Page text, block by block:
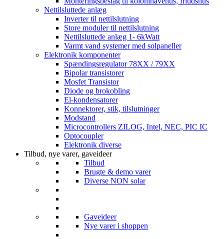
Nettilsluttede anlæg
Inverter til nettilslutning
Store moduler til nettilslutning
Nettilsluttede anlæg 1- 6kWatt
Varmt vand systemer med solpaneller
Elektronik komponenter
Spændingsregulator 78XX / 79XX
Bipolar transistorer
Mosfet Transistor
Diode og brokobling
El-kondensatorer
Konnektorer, stik, tilslutninger
Modstand
Microcontrollers ZILOG, Intel, NEC, PIC IC
Optocoupler
Elektronik diverse
Tilbud, nye varer, gaveideer
Tilbud
Brugte & demo varer
Diverse NON solar
Gaveideer
Nye varer i shoppen